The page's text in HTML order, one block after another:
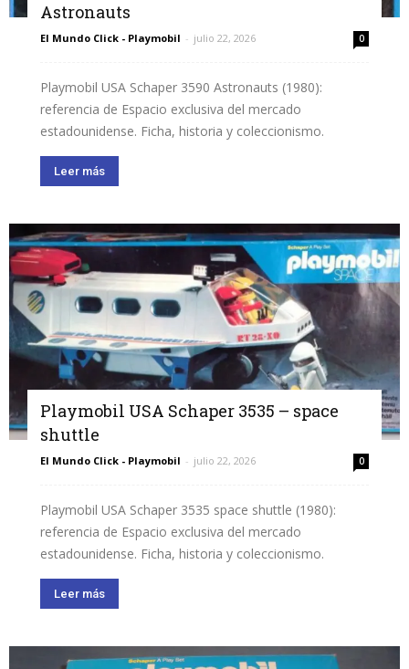
Astronauts
El Mundo Click - Playmobil - julio 22, 2026 0
Playmobil USA Schaper 3590 Astronauts (1980):
referencia de Espacio exclusiva del mercado
estadounidense. Ficha, historia y coleccionismo.
Leer más
Playmobil USA Schaper 3535 – space
shuttle
El Mundo Click - Playmobil - julio 22, 2026 0
Playmobil USA Schaper 3535 space shuttle (1980):
referencia de Espacio exclusiva del mercado
estadounidense. Ficha, historia y coleccionismo.
Leer más